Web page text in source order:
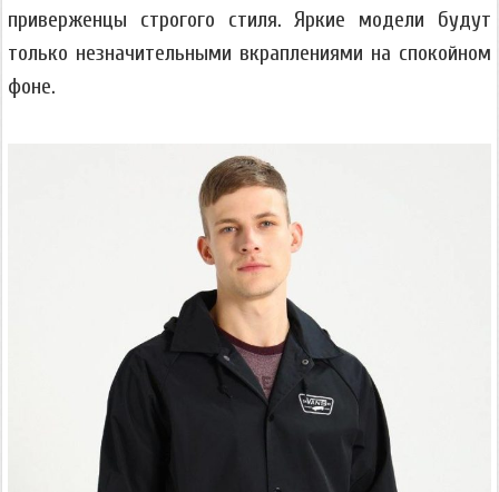
приверженцы строгого стиля. Яркие модели будут
только незначительными вкраплениями на спокойном
фоне.